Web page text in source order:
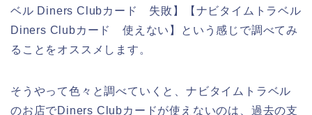
ベル Diners Clubカード 失敗】【ナビタイムトラベル
Diners Clubカード 使えない】という感じで調べてみ
ることをオススメします。
そうやって色々と調べていくと、ナビタイムトラベル
のお店でDiners Clubカードが使えないのは、過去の支